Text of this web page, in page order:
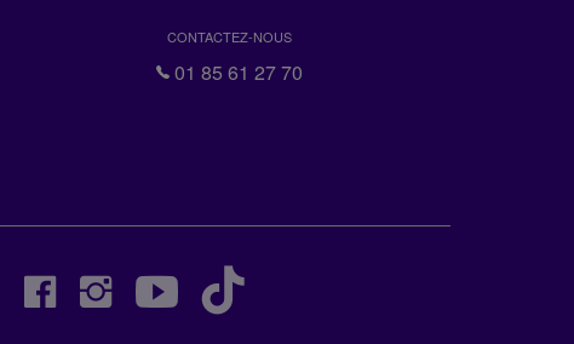
CONTACTEZ-NOUS
01 85 61 27 70